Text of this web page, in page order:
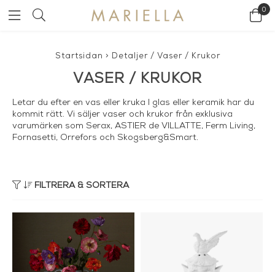
0
Startsidan > Detaljer/ Vaser / Krukor
VASER / KRUKOR
Letar du efter en vas eller kruka I glas eller keramik har du
kommit rätt. Vi säljer vaser och krukor från exklusiva
varumärken som Serax, ASTIER de VILLATTE, Ferm Living,
Fornasetti, Orrefors och Skogsberg&Smart.
FILTRERA & SORTERA